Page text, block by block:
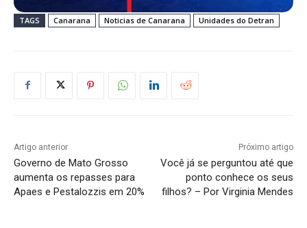
TAGS Canarana Noticias de Canarana Unidades do Detran
Artigo anterior
Governo de Mato Grosso
aumenta os repasses para
Apaes e Pestalozzis em 20%
Próximo artigo
Você já se perguntou até que
ponto conhece os seus
filhos? – Por Virginia Mendes